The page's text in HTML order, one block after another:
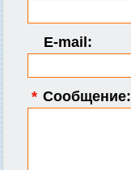
E-mail:
* Сообщение: